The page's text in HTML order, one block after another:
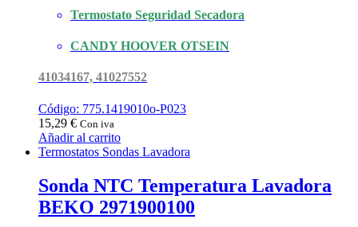
Termostato Seguridad Secadora
CANDY HOOVER OTSEIN
41034167, 41027552
Código: 775.1419010o-P023
15,29 € Con iva
Añadir al carrito
Termostatos Sondas Lavadora
Sonda NTC Temperatura Lavadora
BEKO 2971900100